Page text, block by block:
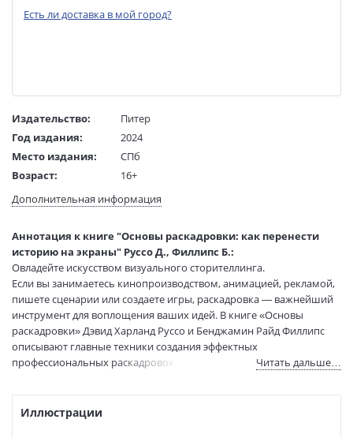
Есть ли доставка в мой город?
Издательство:
Питер
Год издания:
2024
Место издания:
СПб
Возраст:
16+
Язык текста:
русский
Редактор/
составитель:
Пугаченкова Ю.
Перевод:
Болдырев Н, Эрман М.
Тип обложки:
Твердый переплет
Формат:
60х90 1/18
Размеры в мм
(ДхШхВ):
300x220x16
Вес:
815 гр.
Страниц:
192
Код товара:
Дополнительная информация
Аннотация к книге "Основы раскадровки: как перенести
историю на экраны" Руссо Д., Филлипс Б.:
Овладейте искусством визуального сторителлинга.
Если вы занимаетесь кинопроизводством, анимацией, рекламой,
пишете сценарии или создаете игры, раскадровка — важнейший
инструмент для воплощения ваших идей. В книге «Основы
раскадровки» Дэвид Харланд Руссо и Бенджамин Райд Филлипс
описывают главные техники создания эффектных
профессиональных раскадровок. Авторы раскрывают такие
непрерывного повествования. Интервью с режиссерами и
Читать дальше…
Иллюстрации